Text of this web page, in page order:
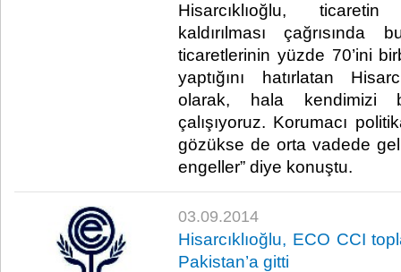
Hisarcıklıoğlu,
kaldırılması çağrısında
ticaretlerinin yüzde 70’ini
yaptığını hatırlatan
olarak, hala kendimizi
çalışıyoruz. Korumacı
gözükse de orta vadede
engeller” diye konuştu.​
03.09.2014
Hisarcıklıoğlu, ECO CCI
Pakistan’a gitti